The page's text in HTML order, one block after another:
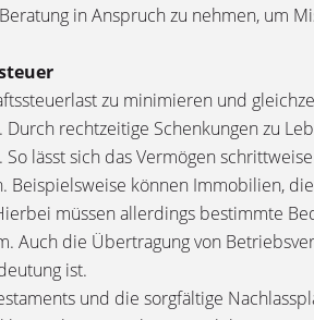
in Anspruch zu nehmen, um
zu minimieren und
rechtzeitige Schenkungen zu
lässt sich das Vermögen
können Immobilien,
müssen allerdings bestimmte
Auch die Übertragung von
ist.
und die sorgfältige